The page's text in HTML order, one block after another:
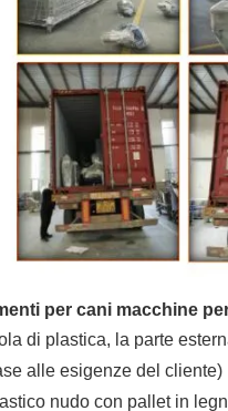
per cani macchine
di plastica, la parte
alle esigenze del cliente)
nudo con pallet in